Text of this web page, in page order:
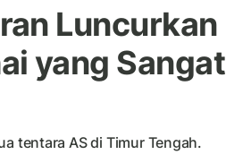
Luncurkan
yang Sangat
tentara AS di Timur Tengah.